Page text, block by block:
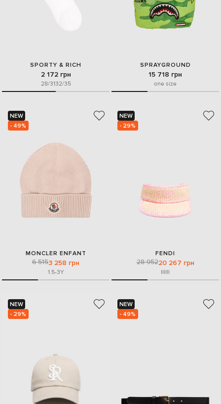
SPORTY & RICH
2 172 грн
28/3132/35
SPRAYGROUND
15 718 грн
one size
NEW
- 49%
MONCLER ENFANT
6 5153 258 грн
1.5-3Y
NEW
- 29%
FENDI
28 95220 267 грн
IIIIII
NEW
- 29%
NEW
- 49%